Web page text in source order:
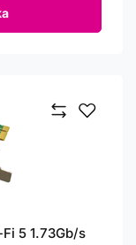
5 1.73Gb/s